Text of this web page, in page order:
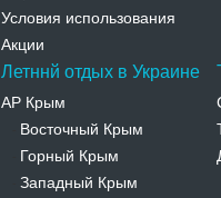
Условия использования
Акции
Летннй отдых в Украине
АР Крым
Восточный Крым
Горный Крым
Западный Крым